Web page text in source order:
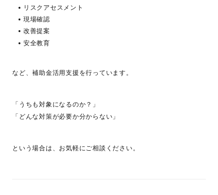
リスクアセスメント
現場確認
改善提案
安全教育
など、補助金活用支援を行っています。
「うちも対象になるのか？」
「どんな対策が必要か分からない」
という場合は、お気軽にご相談ください。